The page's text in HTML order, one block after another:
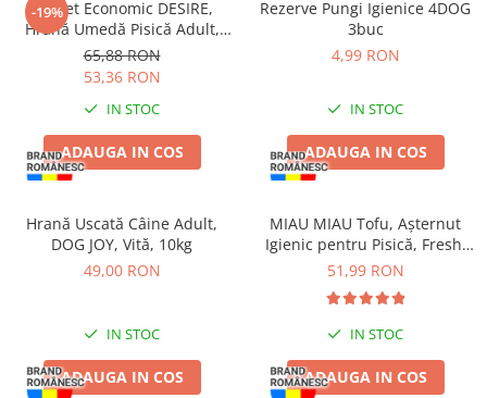
-19%
Pachet Economic DESIRE,
Hrană Umedă Pisică Adult,
Ton File și Creveți în Supă,
12x70g
65,88 RON
53,36 RON
IN STOC
ADAUGA IN COS
Rezerve Pungi Igienice 4DOG
3buc
4,99 RON
IN STOC
ADAUGA IN COS
Hrană Uscată Câine Adult,
DOG JOY, Vită, 10kg
49,00 RON
IN STOC
ADAUGA IN COS
MIAU MIAU Tofu, Așternut
Igienic pentru Pisică, Fresh,
10L
51,99 RON
IN STOC
ADAUGA IN COS